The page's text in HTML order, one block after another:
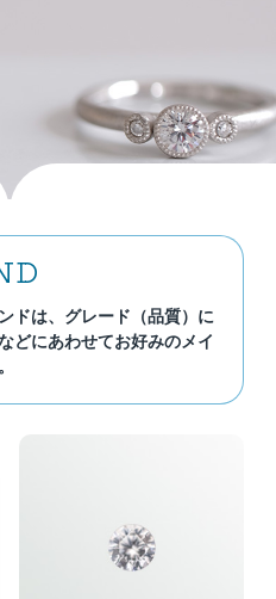
ドは、グレード（品質）に
どにあわせてお好みのメイ